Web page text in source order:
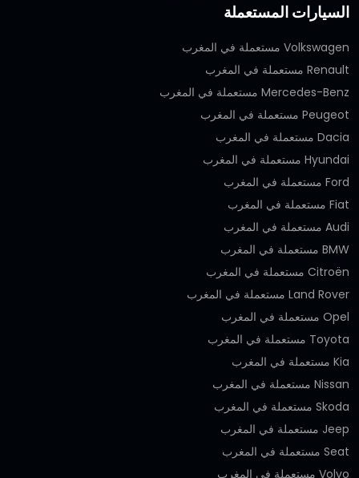
السيارات المستعملة
Volkswagen مستعملة في المغرب
Renault مستعملة في المغرب
Mercedes-Benz مستعملة في المغرب
Peugeot مستعملة في المغرب
Dacia مستعملة في المغرب
Hyundai مستعملة في المغرب
Ford مستعملة في المغرب
Fiat مستعملة في المغرب
Audi مستعملة في المغرب
BMW مستعملة في المغرب
Citroën مستعملة في المغرب
Land Rover مستعملة في المغرب
Opel مستعملة في المغرب
Toyota مستعملة في المغرب
Kia مستعملة في المغرب
Nissan مستعملة في المغرب
Skoda مستعملة في المغرب
Jeep مستعملة في المغرب
Seat مستعملة في المغرب
Volvo مستعملة في المغرب